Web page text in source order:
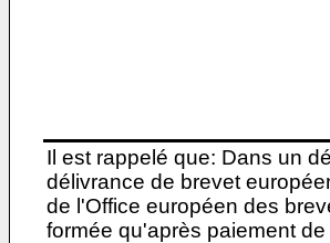
Il est rappelé que: Dans un
délivrance de brevet
de l'Office européen des
formée qu'après paiement